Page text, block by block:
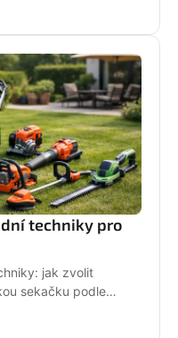
techniky pro
jak zvolit
sekačku podle